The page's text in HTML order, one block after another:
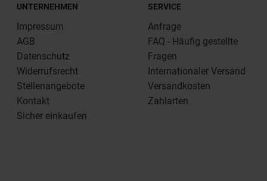
UNTERNEHMEN
Impressum
AGB
Datenschutz
Widerrufsrecht
Stellenangebote
Kontakt
Sicher einkaufen
SERVICE
Anfrage
FAQ - Häufig gestellte
Fragen
Internationaler Versand
Versandkosten
Zahlarten